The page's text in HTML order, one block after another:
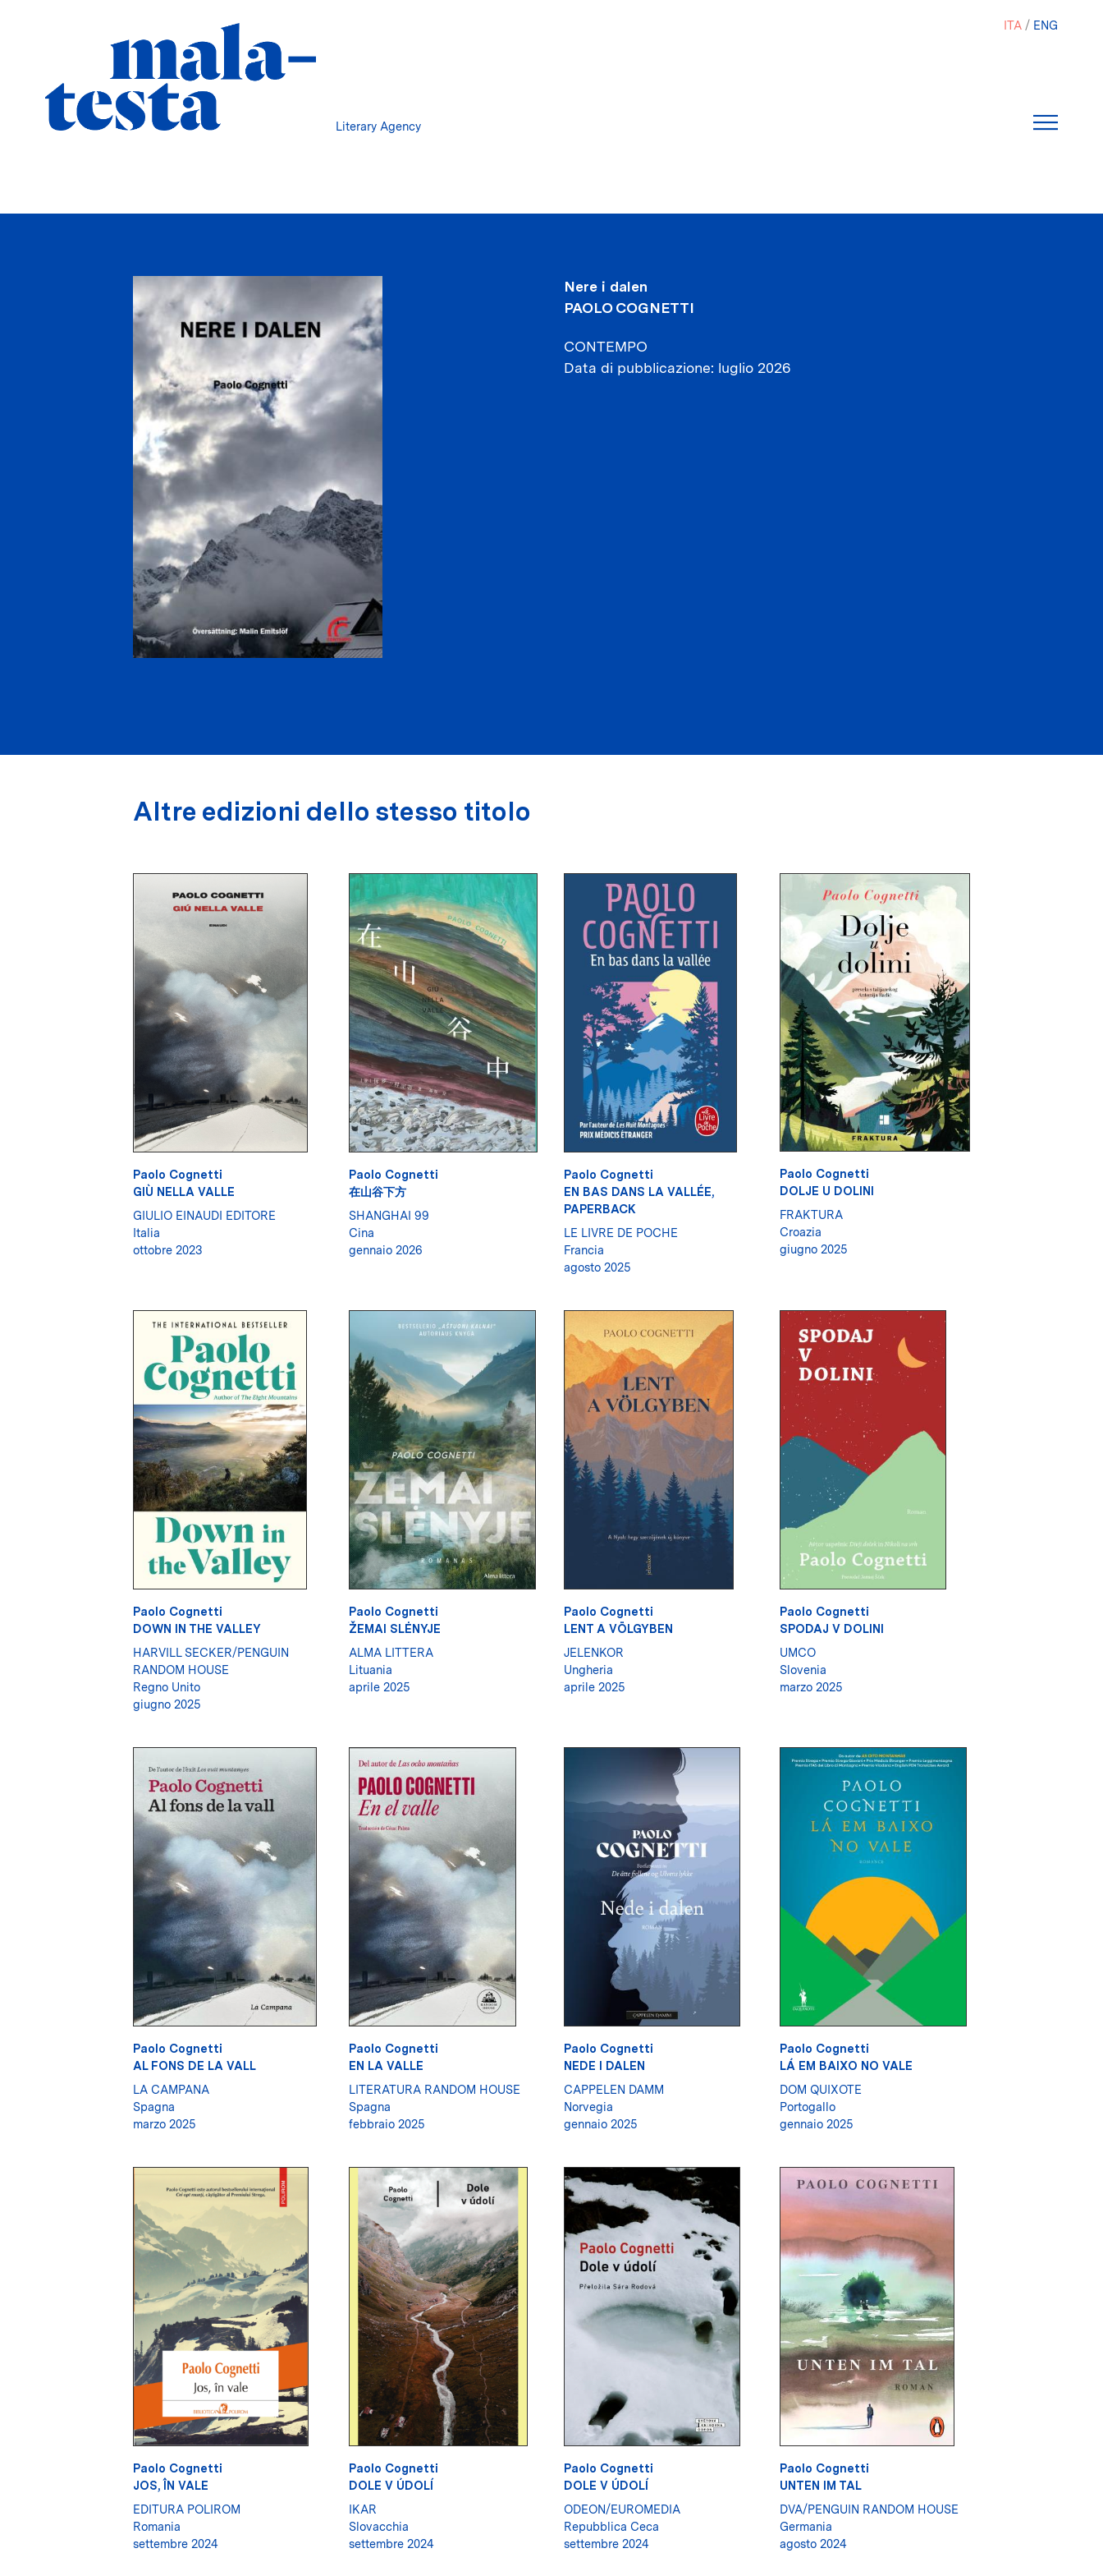
Literary Agency
ITA ENG
Nere i dalen
PAOLO COGNETTI
CONTEMPO
Data di pubblicazione luglio 2026
Altre edizioni dello stesso titolo
Paolo Cognetti
GIÙ NELLA VALLE
GIULIO EINAUDI EDITORE
Italia
ottobre 2023
Paolo Cognetti
在山谷下方
SHANGHAI 99
Cina
gennaio 2026
Paolo Cognetti
EN BAS DANS LA VALLÉE,
PAPERBACK
LE LIVRE DE POCHE
Francia
agosto 2025
Paolo Cognetti
DOLJE U DOLINI
FRAKTURA
Croazia
giugno 2025
Paolo Cognetti
DOWN IN THE VALLEY
HARVILL SECKER/PENGUIN
RANDOM HOUSE
Regno Unito
giugno 2025
Paolo Cognetti
ŽEMAI SLĖNYJE
ALMA LITTERA
Lituania
aprile 2025
Paolo Cognetti
LENT A VÖLGYBEN
JELENKOR
Ungheria
aprile 2025
Paolo Cognetti
SPODAJ V DOLINI
UMCO
Slovenia
marzo 2025
Paolo Cognetti
AL FONS DE LA VALL
LA CAMPANA
Spagna
marzo 2025
Paolo Cognetti
EN LA VALLE
LITERATURA RANDOM HOUSE
Spagna
febbraio 2025
Paolo Cognetti
NEDE I DALEN
CAPPELEN DAMM
Norvegia
gennaio 2025
Paolo Cognetti
LÁ EM BAIXO NO VALE
DOM QUIXOTE
Portogallo
gennaio 2025
Paolo Cognetti
JOS, ÎN VALE
EDITURA POLIROM
Romania
settembre 2024
Paolo Cognetti
DOLE V ÚDOLÍ
IKAR
Slovacchia
settembre 2024
Paolo Cognetti
DOLE V ÚDOLÍ
ODEON/EUROMEDIA
Repubblica Ceca
settembre 2024
Paolo Cognetti
UNTEN IM TAL
DVA/PENGUIN RANDOM HOUSE
Germania
agosto 2024